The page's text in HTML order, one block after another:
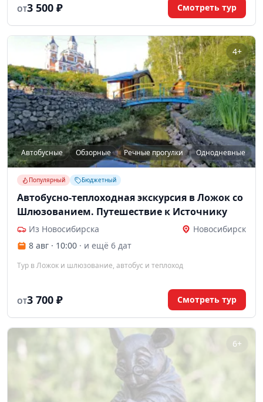
ОТ3 500 ₽ Смотреть тур
4+
Автобусные Обзорные Речные прогулки Однодневные
Популярный Бюджетный
Автобусно-теплоходная экскурсия в Ложок со
Шлюзованием. Путешествие к Источнику
Из Новосибирска
Новосибирск
8 авг · 10:00 · и ещё 6 дат
Тур в Ложок и шлюзование, автобус и теплоход
ОТ3 700 ₽ Смотреть тур
6+